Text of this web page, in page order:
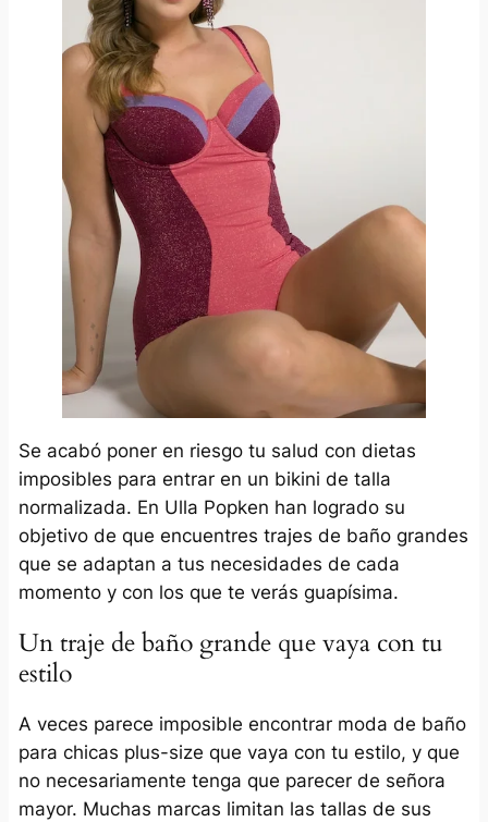
Se acabó poner en riesgo tu salud con dietas
imposibles para entrar en un bikini de talla
normalizada. En Ulla Popken han logrado su
objetivo de que encuentres trajes de baño grandes
que se adaptan a tus necesidades de cada
momento y con los que te verás guapísima.
Un traje de baño grande que vaya con tu
estilo
A veces parece imposible encontrar moda de baño
para chicas plus-size que vaya con tu estilo, y que
no necesariamente tenga que parecer de señora
mayor. Muchas marcas limitan las tallas de sus